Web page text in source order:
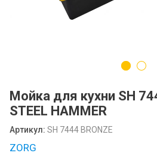
Мойки PAULMARK VAST-PRO, BRIM-
Посудомоечные машины MIDEA
SCANDILUX
SCANDILUX видео-обзор
машин
Мойка для кухни SH
STEEL HAMMER
Артикул: SH 7444 BRONZE
ZORG